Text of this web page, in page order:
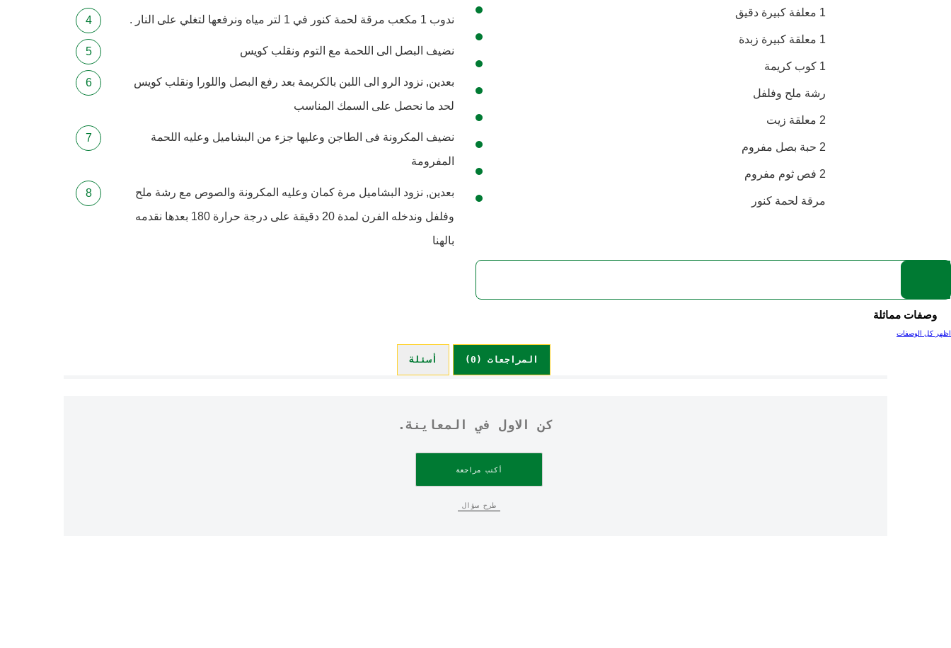
1 معلفة كبيرة دقيق
1 معلقة كبيرة زبدة
1 كوب كريمة
رشة ملح وفلفل
2 معلقة زيت
2 حبة بصل مفروم
2 فص ثوم مفروم
مرقة لحمة كنور
ندوب 1 مكعب مرقة لحمة كنور في 1 لتر مياه ونرفعها لتغلي على النار .
نضيف البصل الى اللحمة مع التوم ونقلب كويس
بعدين, نزود الرو الى اللبن بالكريمة بعد رفع البصل واللورا ونقلب كويس
لحد ما نحصل على السمك المناسب
نضيف المكرونة فى الطاجن وعليها جزء من البشاميل وعليه اللحمة
المفرومة
بعدين, نزود البشاميل مرة كمان وعليه المكرونة والصوص مع رشة ملح
وفلفل وندخله الفرن لمدة 20 دقيقة على درجة حرارة 180 بعدها نقدمه
بالهنا
وصفات مماثلة
اظهر كل الوصفات
المراجعات (0) أسئلة (0)
كن الاول في المعاينة.
أكتب مراجعة
طرح سؤال